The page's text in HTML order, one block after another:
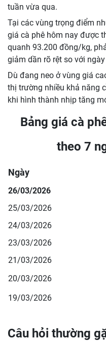
tuần vừa qua.
Tại các vùng trọng điểm
giá cà phê hôm nay được
quanh 93.200 đồng/kg,
giảm dần rõ rệt so với
Dù đang neo ở vùng giá
thị trường nhiều khả năng
khi hình thành nhịp tăng
Bảng giá cà
theo 7
Ngày
26/03/2026
25/03/2026
24/03/2026
23/03/2026
21/03/2026
20/03/2026
19/03/2026
Câu hỏi thường